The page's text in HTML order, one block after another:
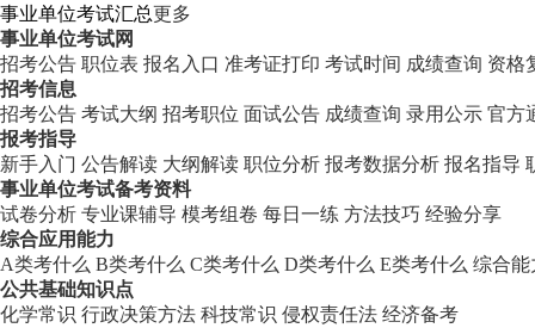
事业单位考试汇总更多
事业单位考试网
招考公告 职位表 报名入口 准考证打印 考试时间 成绩查询 资格
招考信息
招考公告 考试大纲 招考职位 面试公告 成绩查询 录用公示 官方
报考指导
新手入门 公告解读 大纲解读 职位分析 报考数据分析 报名指导
事业单位考试备考资料
试卷分析 专业课辅导 模考组卷 每日一练 方法技巧 经验分享
综合应用能力
A类考什么 B类考什么 C类考什么 D类考什么 E类考什么 综合能
公共基础知识点
化学常识 行政决策方法 科技常识 侵权责任法 经济备考